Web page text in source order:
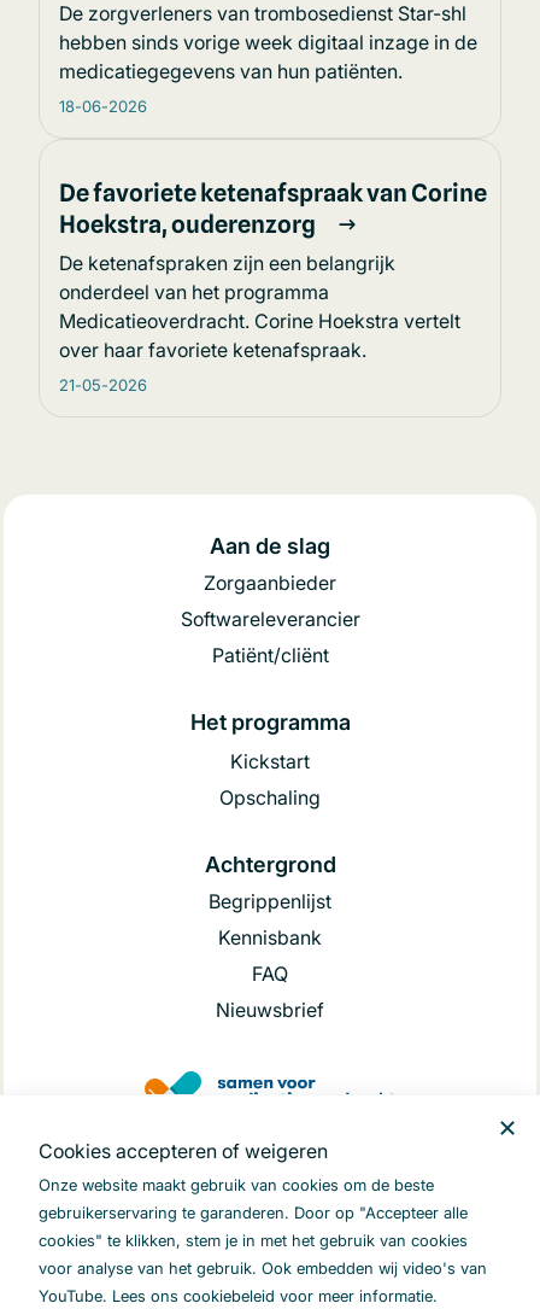
Cookies accepteren of weigeren
Onze website maakt gebruik van cookies om de beste
gebruikerservaring te garanderen. Door op "Accepteer alle
cookies" te klikken, stem je in met het gebruik van cookies
voor analyse van het gebruik. Ook embedden wij video's van
YouTube. Lees ons cookiebeleid voor meer informatie.
De zorgverleners van trombosedienst Star-shl
hebben sinds vorige week digitaal inzage in de
medicatiegegevens van hun patiënten.
18-06-2026
De favoriete ketenafspraak van Corine
Hoekstra, ouderenzorg
De ketenafspraken zijn een belangrijk
onderdeel van het programma
Medicatieoverdracht. Corine Hoekstra vertelt
over haar favoriete ketenafspraak.
21-05-2026
Aan de slag
Zorgaanbieder
Softwareleverancier
Patiënt/cliënt
Het programma
Kickstart
Opschaling
Achtergrond
Begrippenlijst
Kennisbank
FAQ
Nieuwsbrief
.
LinkedInYoutube